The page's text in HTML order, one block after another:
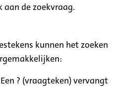
de zoekvraag.
kunnen het zoeken
Een ? (vraagteken) vervangt